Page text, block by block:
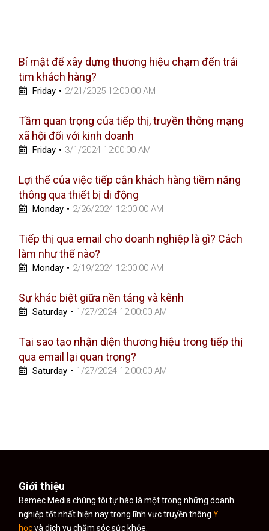
Bí mật để xây dựng thương hiệu chạm đến trái
tim khách hàng?
Friday • 2/21/2025 12:00:00 AM
Tầm quan trọng của tiếp thị, truyền thông mạng
xã hội đối với kinh doanh
Friday • 3/1/2024 12:00:00 AM
Lợi thế của việc tiếp cận khách hàng tiềm năng
thông qua thiết bị di động
Monday • 2/26/2024 12:00:00 AM
Tiếp thị qua email cho doanh nghiệp là gì? Cách
làm như thế nào?
Monday • 2/19/2024 12:00:00 AM
Sự khác biệt giữa nền tảng và kênh
Saturday • 1/27/2024 12:00:00 AM
Tại sao tạo nhận diện thương hiệu trong tiếp thị
qua email lại quan trọng?
Saturday • 1/27/2024 12:00:00 AM
Giới thiệu
Bemec Media chúng tôi tự hào là một trong những doanh
nghiệp tốt nhất hiện nay trong lĩnh vực truyền thôngY
họcvà dịch vụ chăm sóc sức khỏe.